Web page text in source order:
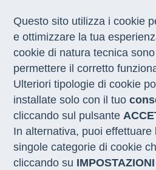
CHI SIAMO
COSA FACCIAMO
I NOSTRI SERVIZI
MEDIA
CON LE REGIONI
Home / Notizie / nicastro piattaforma
Questo sito utilizza i cookie
e ottimizzare la tua
cookie di natura tecnica
permettere il corretto
Ulteriori tipologie di cookie
installate solo con il tuo
cliccando sul pulsante
In alternativa, puoi effettuare
singole categorie di cookie
cliccando su